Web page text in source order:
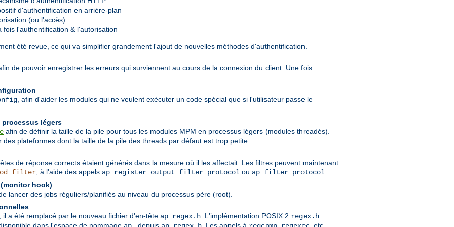
d'authentification en arrière-plan
(ou l'accès)
l'authentification & l'autorisation
été revue, ce qui va simplifier grandement l'ajout de nouvelles méthodes d'authentification.
de pouvoir enregistrer les erreurs qui surviennent au cours de la connexion du client. Une fois
, afin d'aider les modules qui ne veulent exécuter un code spécial que si l'utilisateur passe le
légers
afin de définir la taille de la pile pour tous les modules MPM en processus légers (modules threadés).
plateformes dont la taille de la pile des threads par défaut est trop petite.
de réponse corrects étaient générés dans la mesure où il les affectait. Les filtres peuvent maintenant
, à l'aide des appels ap_register_output_filter_protocol ou ap_filter_protocol
hook)
lancer des jobs réguliers/planifiés au niveau du processus père (root).
a été remplacé par le nouveau fichier d'en-tête ap_regex.h . L'implémentation POSIX.2 regex.h